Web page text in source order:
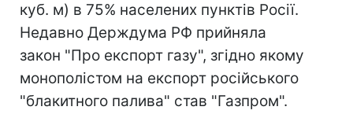
куб. м) в 75% населених пунктів Росії.
Недавно Держдума РФ прийняла
закон "Про експорт газу", згідно якому
монополістом на експорт російського
"блакитного палива" став "Газпром".